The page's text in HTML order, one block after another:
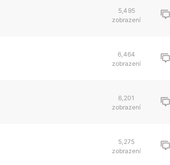
5,495
zobrazení
6,464
zobrazení
6,201
zobrazení
5,275
zobrazení